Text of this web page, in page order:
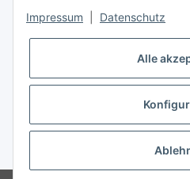
* Alle Preise inkl. gesetzlicher USt., zzgl.
Impressum Datenschutz
Alle